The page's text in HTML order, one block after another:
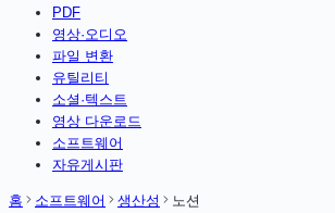
PDF
영상·오디오
파일 변환
유틸리티
소셜·텍스트
영상 다운로드
소프트웨어
자유게시판
홈 소프트웨어 생산성
노션